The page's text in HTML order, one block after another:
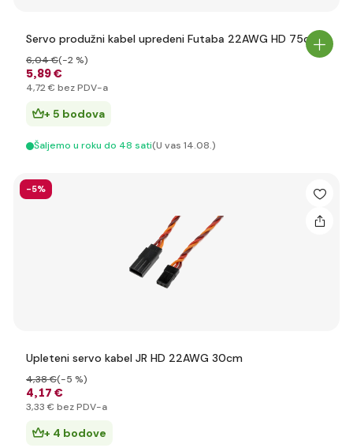
Servo produžni kabel upredeni Futaba 22AWG HD 75cm
5,89 €
6,04 €(-2 %)
4,72 € bez PDV-a
+ 5 bodova
Šaljemo u roku do 48 sati(U vas 14.08.)
-5%
Upleteni servo kabel JR HD 22AWG 30cm
4,17 €
4,38 €(-5 %)
3,33 € bez PDV-a
+ 4 bodove